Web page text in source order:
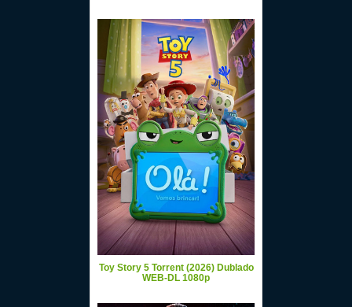
Toy Story 5 Torrent (2026) Dublado
WEB-DL 1080p